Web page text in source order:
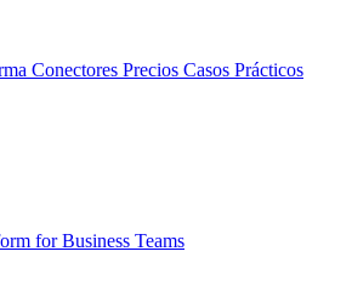
Conectores Precios Casos Prácticos
for Business Teams